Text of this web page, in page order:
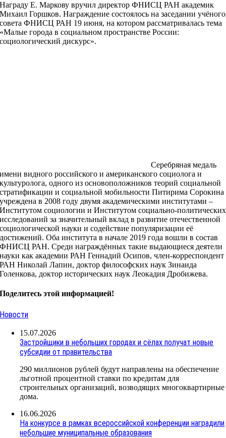
Награду Е. Маркову вручил директор ФНИСЦ РАН академик
Михаил Горшков. Награждение состоялось на заседании учёного
совета ФНИСЦ РАН 19 июня, на котором рассматривалась тема
«Малые города в социальном пространстве России:
социологический дискурс».
Серебряная медаль
имени видного российского и американского социолога и
культуролога, одного из основоположников теорий социальной
стратификации и социальной мобильности Питирима Сорокина
учреждена в 2008 году двумя академическими институтами –
Институтом социологии и Институтом социально-политических
исследований за значительный вклад в развитие отечественной
социологической науки и содействие популяризации её
достижений. Оба института в начале 2019 года вошли в состав
ФНИСЦ РАН. Среди награждённых такие выдающиеся деятели
науки как академии РАН Геннадий Осипов, член-корреспондент
РАН Николай Лапин, доктор философских наук Зинаида
Голенкова, доктор исторических наук Леокадия Дробижева.
Поделитесь этой информацией!
Новости
15.07.2026
Застройщики в небольших городах и сёлах получат новые
субсидии от правительства
290 миллионов рублей будут направлены на обеспечение
льготной процентной ставки по кредитам для
строительных организаций, возводящих многоквартирные
дома.
16.06.2026
На конкурсе в рамках всероссийской конференции наградили
небольшие муниципальные образования